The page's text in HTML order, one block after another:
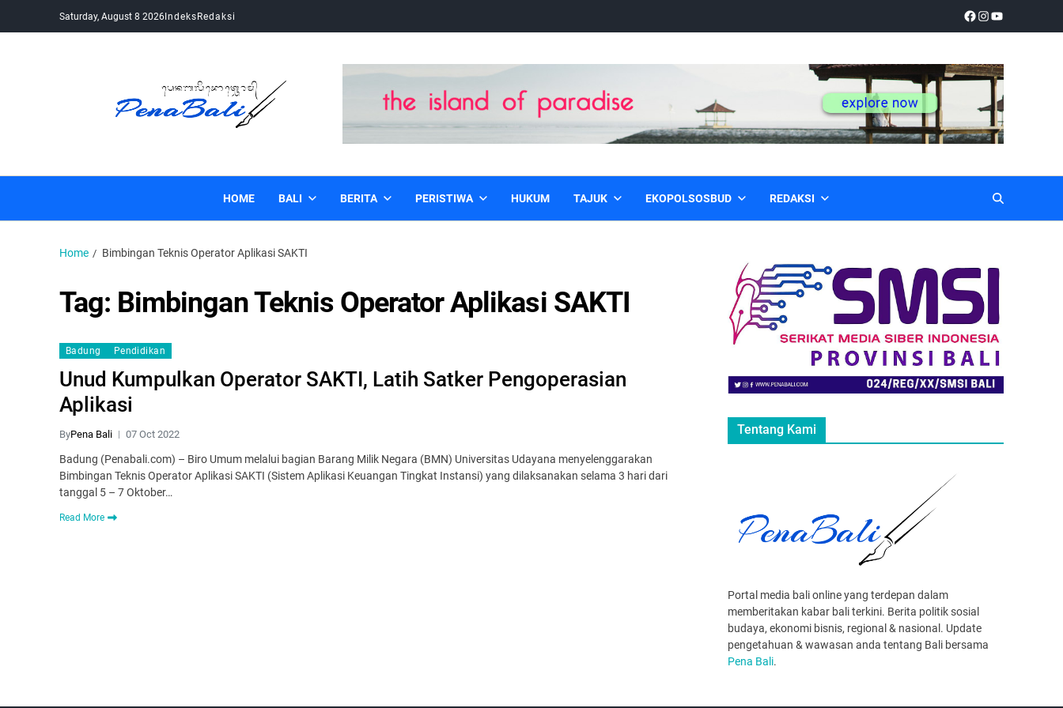
Saturday, August 8 2026IndeksRedaksi
HOME BALI BERITA PERISTIWA HUKUM TAJUK EKOPOLSOSBUD REDAKSI
Home Bimbingan Teknis Operator Aplikasi SAKTI
Tag: Bimbingan Teknis Operator Aplikasi SAKTI
Badung Pendidikan
Unud Kumpulkan Operator SAKTI, Latih Satker Pengoperasian
Aplikasi
ByPena Bali 07 Oct 2022
Badung (Penabali.com) – Biro Umum melalui bagian Barang Milik Negara (BMN) Universitas Udayana menyelenggarakan
Bimbingan Teknis Operator Aplikasi SAKTI (Sistem Aplikasi Keuangan Tingkat Instansi) yang dilaksanakan selama 3 hari dari
tanggal 5 – 7 Oktober…
Read More
Tentang Kami
Portal media bali online yang terdepan dalam
memberitakan kabar bali terkini. Berita politik sosial
budaya, ekonomi bisnis, regional & nasional. Update
pengetahuan & wawasan anda tentang Bali bersama
Pena Bali.